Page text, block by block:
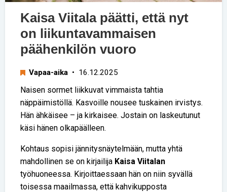
Kaisa Viitala päätti, että nyt
on liikuntavammaisen
päähenkilön vuoro
Vapaa-aika • 16.12.2025
Naisen sormet liikkuvat vimmaista tahtia
näppäimistöllä. Kasvoille nousee tuskainen irvistys.
Hän ähkäisee – ja kirkaisee. Jostain on laskeutunut
käsi hänen olkapäälleen.
Kohtaus sopisi jännitysnäytelmään, mutta yhtä
mahdollinen se on kirjailija Kaisa Viitalan
työhuoneessa. Kirjoittaessaan hän on niin syvällä
toisessa maailmassa, että kahvikupposta